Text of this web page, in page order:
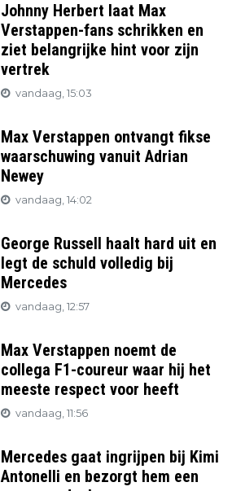
Johnny Herbert laat Max
Verstappen-fans schrikken en
ziet belangrijke hint voor zijn
vertrek
vandaag, 15:03
Max Verstappen ontvangt fikse
waarschuwing vanuit Adrian
Newey
vandaag, 14:02
George Russell haalt hard uit en
legt de schuld volledig bij
Mercedes
vandaag, 12:57
Max Verstappen noemt de
collega F1-coureur waar hij het
meeste respect voor heeft
vandaag, 11:56
Mercedes gaat ingrijpen bij Kimi
Antonelli en bezorgt hem een